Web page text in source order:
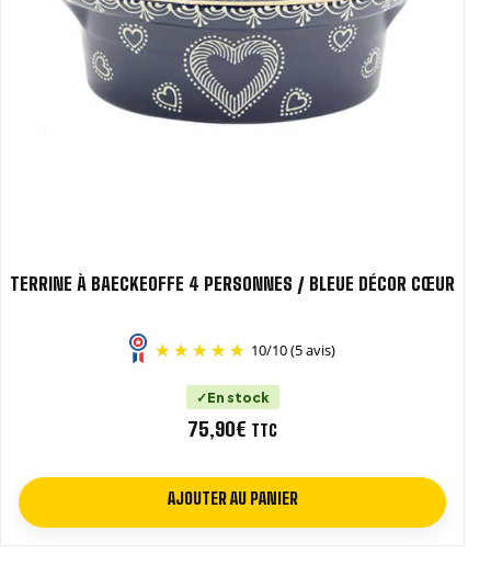
TERRINE À BAECKEOFFE 4 PERSONNES / BLEUE DÉCOR CŒUR
10/10(5 avis)
En stock
75,90€ TTC
AJOUTER AU PANIER